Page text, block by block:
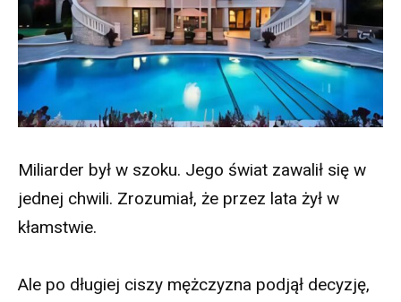
Miliarder był w szoku. Jego świat zawalił się w
jednej chwili. Zrozumiał, że przez lata żył w
kłamstwie.
Ale po długiej ciszy mężczyzna podjął decyzję,